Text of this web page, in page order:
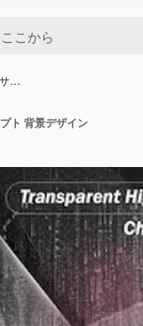
…
ト 背景デザイン